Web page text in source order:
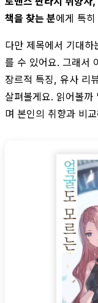
책을 찾는 분에게 특
다만 제목에서 기대
를 수 있어요. 그래서
장르적 특징, 유사 리
살펴볼게요. 읽어볼
며 본인의 취향과 비